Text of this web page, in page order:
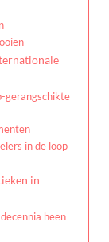
gerangschikte
in de loop
in
heen